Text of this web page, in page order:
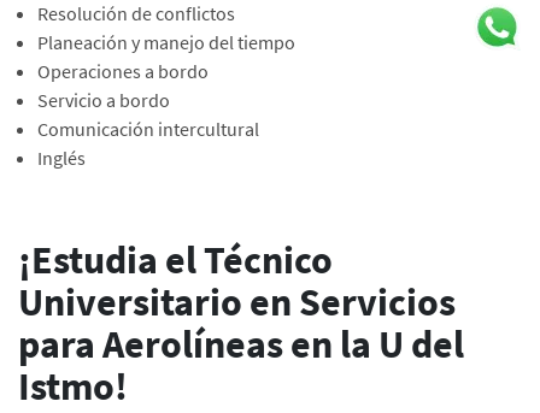
Resolución de conflictos
Planeación y manejo del tiempo
Operaciones a bordo
Servicio a bordo
Comunicación intercultural
Inglés
¡Estudia el Técnico
Universitario en Servicios
para Aerolíneas en la U del
Istmo!